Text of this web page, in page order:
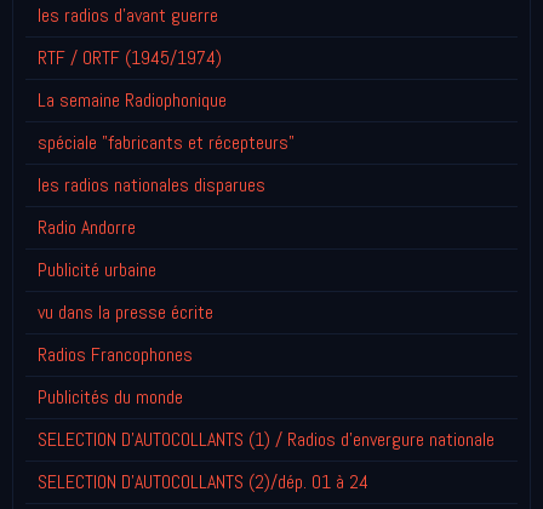
les radios d'avant guerre
RTF / ORTF (1945/1974)
La semaine Radiophonique
spéciale "fabricants et récepteurs"
les radios nationales disparues
Radio Andorre
Publicité urbaine
vu dans la presse écrite
Radios Francophones
Publicités du monde
SELECTION D'AUTOCOLLANTS (1) / Radios d'envergure nationale
SELECTION D'AUTOCOLLANTS (2)/dép. 01 à 24